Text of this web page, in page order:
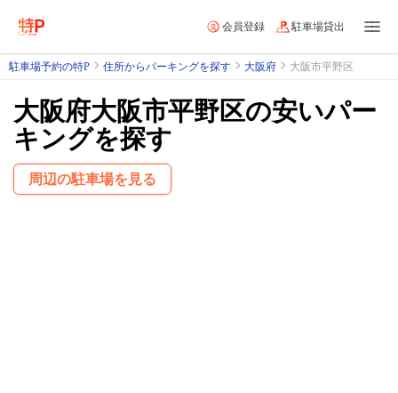
会員登録 駐車場貸出
駐車場予約の特P 住所からパーキングを探す 大阪府 大阪市平野区
大阪府大阪市平野区の安いパー
キングを探す
周辺の駐車場を見る